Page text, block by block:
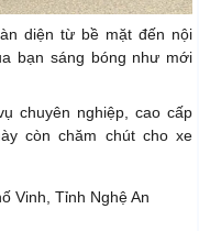
diện từ bề mặt đến nội
bạn sáng bóng như mới
chuyên nghiệp, cao cấp
còn chăm chút cho xe
Vinh, Tỉnh Nghệ An